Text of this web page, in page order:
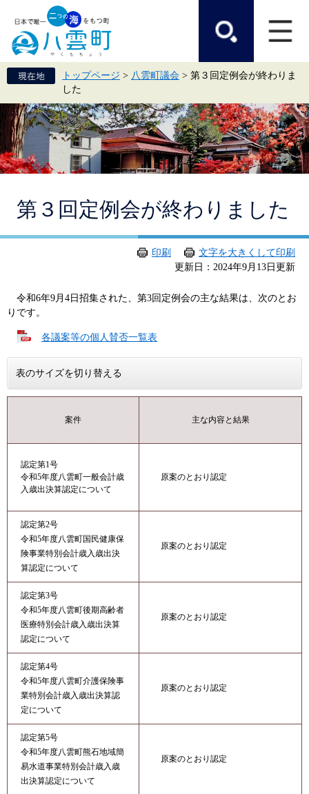
頭
で
飛
ば
て
本
文
へ
トップページ > 八雲町議会 > 第３回定例会が終わりま
した
第３回定例会が終わりました
印刷
文字を大きくして印刷
更新日：2024年9月13日更新
令和6年9月4日招集された、第3回定例会の主な結果は、次のとお
りです。
各議案等の個人賛否一覧表
表のサイズを切り替える
案件 主な内容と結果
認定第1号
令和5年度八雲町一般会計歳
入歳出決算認定について
原案のとおり認定
認定第2号
令和5年度八雲町国民健康保
険事業特別会計歳入歳出決
算認定について
原案のとおり認定
認定第3号
令和5年度八雲町後期高齢者
医療特別会計歳入歳出決算
認定について
原案のとおり認定
認定第4号
令和5年度八雲町介護保険事
業特別会計歳入歳出決算認
定について
原案のとおり認定
認定第5号
令和5年度八雲町熊石地域簡
易水道事業特別会計歳入歳
出決算認定について
原案のとおり認定